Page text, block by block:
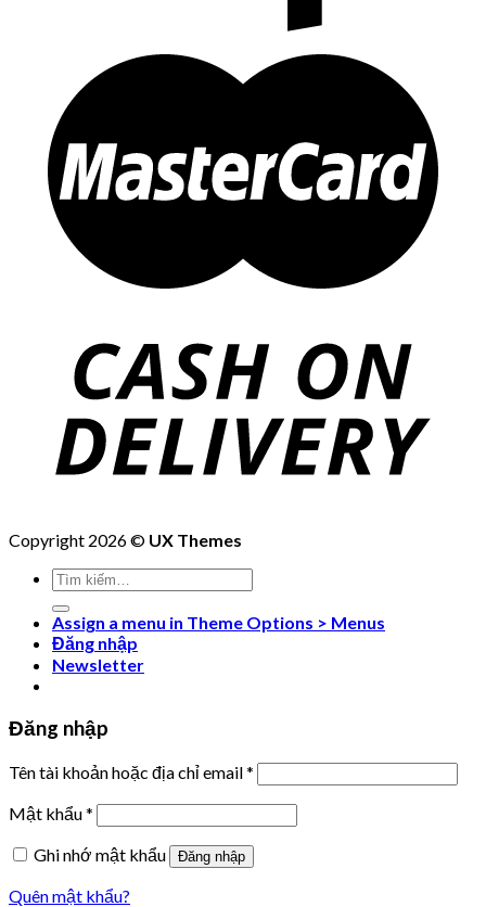
Copyright 2026 © UX Themes
Tìm
kiếm:
Assign a menu in Theme Options > Menus
Đăng nhập
Newsletter
Đăng nhập
Tên tài khoản hoặc địa chỉ email*
Mật khẩu*
Ghi nhớ mật khẩu
Đăng nhập
Quên mật khẩu?